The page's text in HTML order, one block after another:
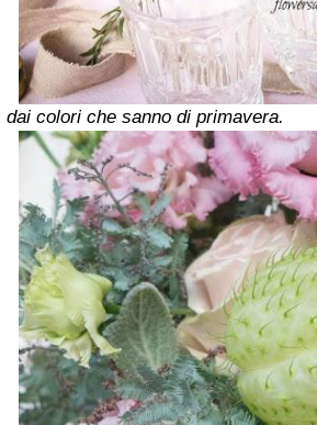
dai colori che sanno di primavera.